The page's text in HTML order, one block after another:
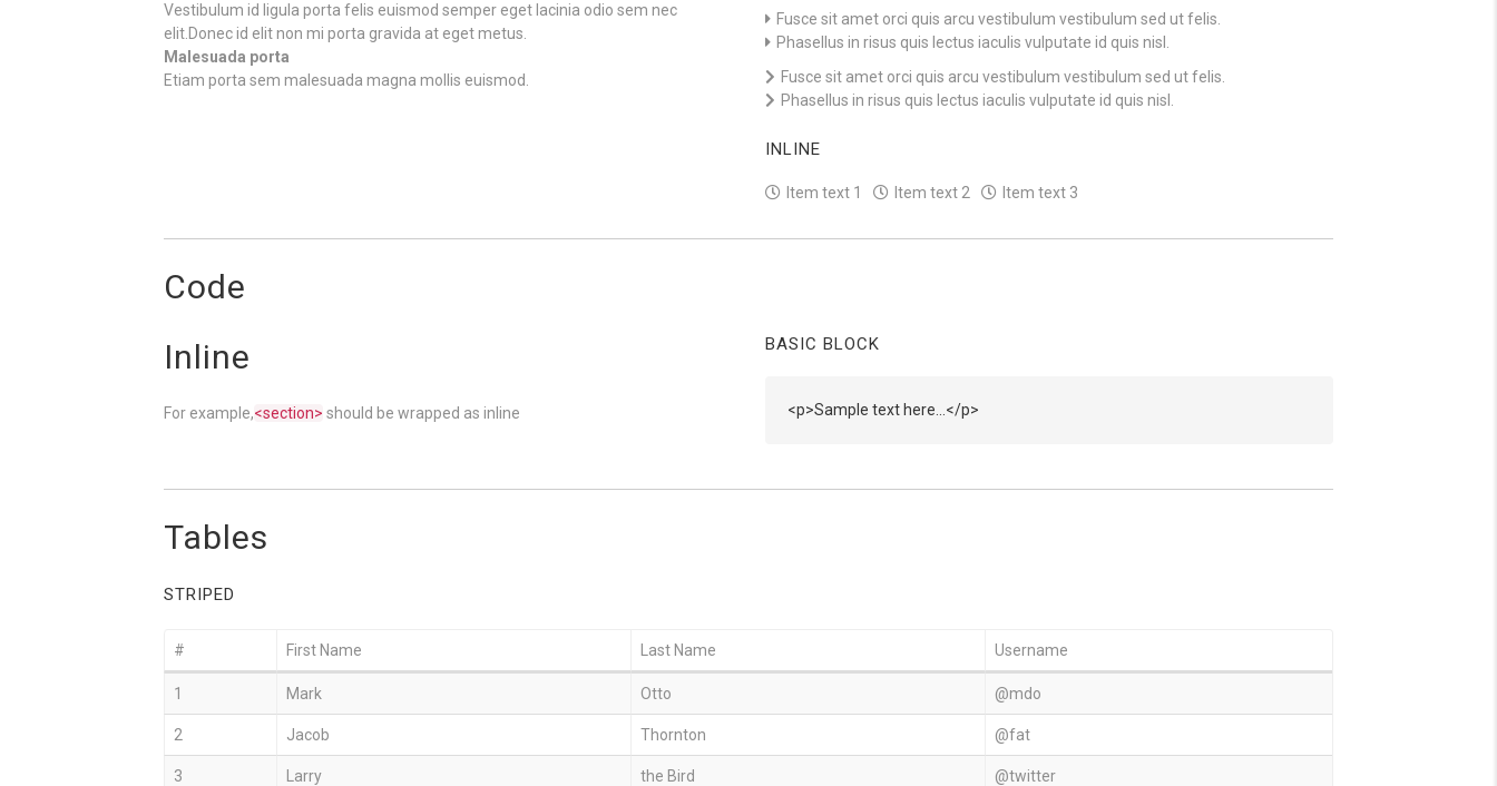
Vestibulum id ligula porta felis euismod semper eget lacinia odio sem nec
elit.Donec id elit non mi porta gravida at eget metus.
Malesuada porta
Etiam porta sem malesuada magna mollis euismod.
Fusce sit amet orci quis arcu vestibulum vestibulum sed ut felis.
Phasellus in risus quis lectus iaculis vulputate id quis nisl.
Fusce sit amet orci quis arcu vestibulum vestibulum sed ut felis.
Phasellus in risus quis lectus iaculis vulputate id quis nisl.
INLINE
Item text 1 Item text 2 Item text 3
Code
Inline
For example,<section> should be wrapped as inline
BASIC BLOCK
<p>Sample text here...</p>
Tables
STRIPED
# First Name Last Name Username
1 Mark Otto @mdo
2 Jacob Thornton @fat
3 Larry the Bird @twitter